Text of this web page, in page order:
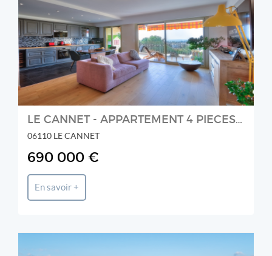
COLDWELL BANKER MONDATTA REAL ESTATE
LE CANNET - APPARTEMENT 4 PIECES - 3 CHAMBRES - VUE PANORAMIQUE
06110 LE CANNET
690 000 €
En savoir +